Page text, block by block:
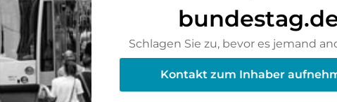
Schlagen Sie zu, bevor es jemand
Kontakt zum Inhaber